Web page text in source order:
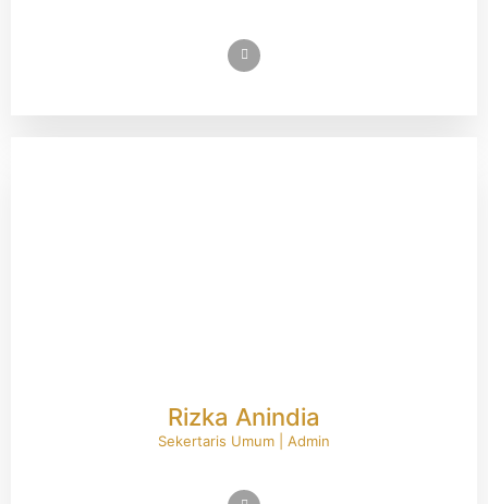
Rizka Anindia
Sekertaris Umum | Admin